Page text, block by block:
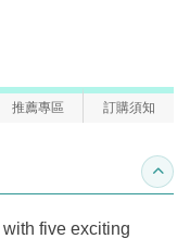
推薦專區 訂購須知
收合
five exciting